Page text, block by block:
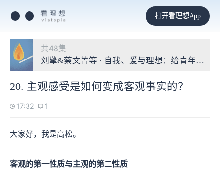
打开看理想App
共48集
刘擎&蔡文菁等 · 自我、爱与理想：给青年的哲
20. 主观感受是如何变成客观事实的？
17:32 1
大家好，我是高松。
客观的第一性质与主观的第二性质